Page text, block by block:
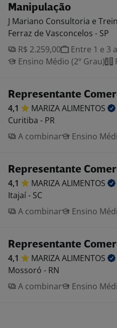
Manipulação
J Mariano Consultoria e
Ferraz de Vasconcelos - SP
R$ 2.259,00
Entre 1 e 3
Ensino Médio (2º Grau)
Representante
4,1 MARIZAALIMENTOS
Curitiba - PR
A combinar
Ensino
Representante
4,1 MARIZAALIMENTOS
Itajaí - SC
A combinar
Ensino
Representante
4,1 MARIZAALIMENTOS
Mossoró - RN
A combinar
Ensino